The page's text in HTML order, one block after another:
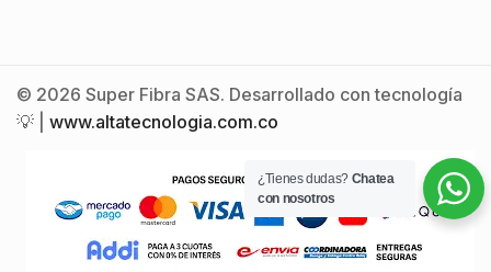
© 2026 Super Fibra SAS. Desarrollado con tecnología
💡 | www.altatecnologia.com.co
¿Tienes dudas? Chatea
con nosotros